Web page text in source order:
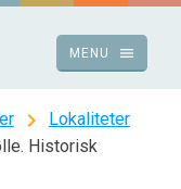
menu
MENU
chevron_right Lokaliteter
Historisk